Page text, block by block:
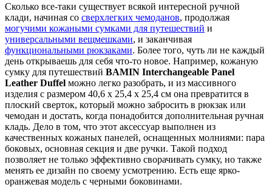
Сколько все-таки существует всякой интересной ручной
клади, начиная со сверхлегких чемоданов, продолжая
могучими кожаными сумками для путешествий и
универсальными вещмешками, и заканчивая
функциональными рюкзаками. Более того, чуть ли не каждый
день открываешь для себя что-то новое. Например, кожаную
сумку для путешествий BAMIN Interchangeable Panel
Leather Duffel можно легко разобрать, и из массивного
изделия с размером 40,6 х 25,4 х 25,4 см она превратится в
плоский сверток, который можно забросить в рюкзак или
чемодан и достать, когда понадобится дополнительная ручная
кладь. Дело в том, что этот аксессуар выполнен из
качественных кожаных панелей, оснащенных молниями: пара
боковых, основная секция и две ручки. Такой подход
позволяет не только эффективно сворачивать сумку, но также
менять ее дизайн по своему усмотрению. Есть еще ярко-
оранжевая модель с черными боковинами.